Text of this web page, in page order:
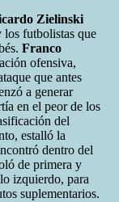
Zielinski
los futbolistas que
Franco
ofensiva,
que antes
a generar
en el peor de los
del
estalló la
dentro del
de primera y
izquierdo, para
suplementarios.